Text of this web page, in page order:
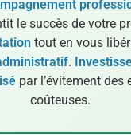
le succès de votre
tout en vous
.
par l’évitement des
coûteuses.